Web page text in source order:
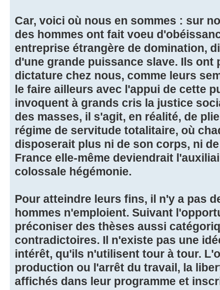
Car, voici où nous en sommes : sur
des hommes ont fait voeu
entreprise étrangère de domination,
d'une grande puissance slave. Ils ont
dictature chez nous, comme leurs
le faire ailleurs avec l'appui de cette
invoquent à grands cris la justice
des masses, il s'agit, en réalité, de
régime de servitude totalitaire, où
disposerait plus ni de son corps, ni
France elle-même deviendrait
colossale hégémonie.
Pour atteindre leurs fins, il n'y a pas
hommes n'emploient. Suivant
préconiser des thèses aussi
contradictoires. Il n'existe pas une
intérêt, qu'ils n'utilisent tour à tour.
production ou l'arrêt du travail, la
affichés dans leur programme et